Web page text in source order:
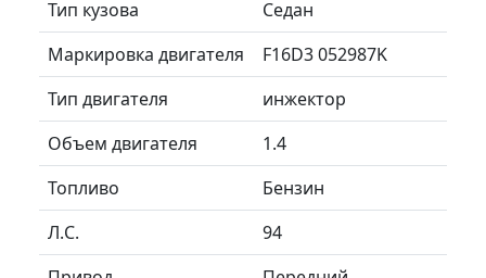
Тип кузова
Седан
Маркировка двигателя
F16D3 052987K
Тип двигателя
инжектор
Объем двигателя
1.4
Топливо
Бензин
Л.C.
94